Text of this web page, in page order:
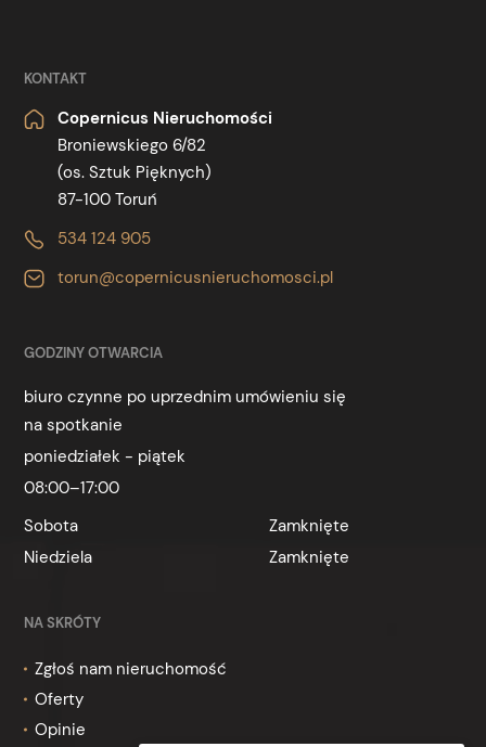
KONTAKT
Copernicus Nieruchomości
Broniewskiego 6/82
(os. Sztuk Pięknych)
87-100 Toruń
534 124 905
torun@copernicusnieruchomosci.pl
GODZINY OTWARCIA
biuro czynne po uprzednim umówieniu się
na spotkanie
poniedziałek - piątek
08:00–17:00
Sobota
Zamknięte
Niedziela
Zamknięte
NA SKRÓTY
Zgłoś nam nieruchomość
Oferty
Opinie